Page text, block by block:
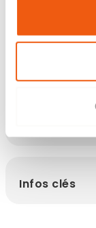
Les points
Infos clés